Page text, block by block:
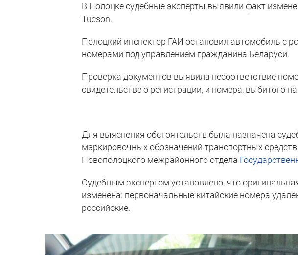
В Полоцке судебные эксперты выявили факт
Tucson.
Полоцкий инспектор ГАИ остановил автомобиль с
номерами под управлением гражданина Беларуси.
Проверка документов выявила несоответствие
свидетельстве о регистрации, и номера, выбитого
Для выяснения обстоятельств была назначена
маркировочных обозначений транспортных
Новополоцкого межрайонного отдела
Судебным экспертом установлено, что
изменена: первоначальные китайские номера
российские.